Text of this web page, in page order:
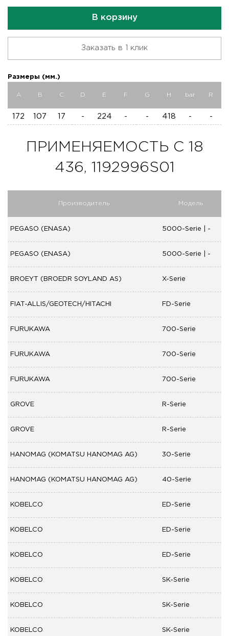
В корзину
Заказать в 1 клик
Размеры (мм.)
A B C D E F G H bar R
172 107 17 - 224 - - 418 - -
ПРИМЕНЯЕМОСТЬ C 18
436, 1192996S01
Производитель Модель
PEGASO (ENASA) 5000-Serie | -
PEGASO (ENASA) 5000-Serie | -
BROEYT (BROEDR SOYLAND AS) X-Serie
FIAT-ALLIS/GEOTECH/HITACHI FD-Serie
FURUKAWA 700-Serie
FURUKAWA 700-Serie
FURUKAWA 700-Serie
GROVE R-Serie
GROVE R-Serie
HANOMAG (KOMATSU HANOMAG AG) 30-Serie
HANOMAG (KOMATSU HANOMAG AG) 40-Serie
KOBELCO ED-Serie
KOBELCO ED-Serie
KOBELCO ED-Serie
KOBELCO SK-Serie
KOBELCO SK-Serie
KOBELCO SK-Serie